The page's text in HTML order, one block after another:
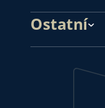
Ostatní